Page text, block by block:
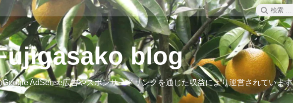
検
索:
blog
AdSense広告やスポンサードリンクを通じた収益により運営されています